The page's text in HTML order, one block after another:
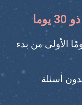
لم تكن راضيًا تمامًا خلال 30 يومًا الأولى من بدء
أسئلة